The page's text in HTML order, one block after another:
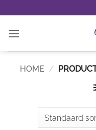
naar
inhoud
HOME /